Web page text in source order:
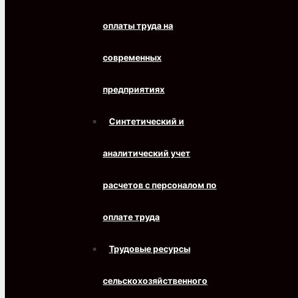
оплаты труда на
современных
предприятиях
Синтетический и
аналитический учет
расчетов с персоналом по
оплате труда
Трудовые ресурсы
сельскохозяйственного